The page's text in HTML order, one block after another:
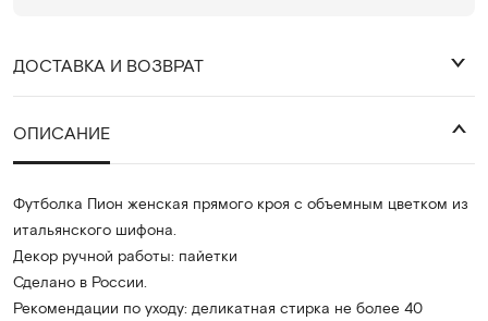
ДОСТАВКА И ВОЗВРАТ
ОПИСАНИЕ
Футболка Пион женская прямого кроя с объемным цветком из
итальянского шифона.
Декор ручной работы: пайетки
Сделано в России.
Рекомендации по уходу: деликатная стирка не более 40